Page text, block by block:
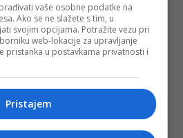
vaše osobne podatke na
Ako se ne slažete s tim, u
svojim opcijama. Potražite vezu pri
web-lokacije za upravljanje
pristanka u postavkama privatnosti i
Pristajem